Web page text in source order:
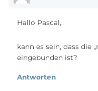
Hallo Pascal,
kann es sein, dass die
eingebunden ist?
Antworten